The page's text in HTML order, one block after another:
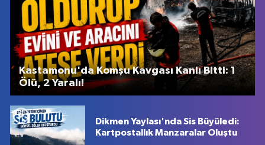
Kastamonu'da Komşu Kavgası Kanlı Bitti: 1
Ölü, 2 Yaralı!
Dikmen Yaylası'nda Sis Büyüledi:
Kartpostallık Manzaralar Oluştu